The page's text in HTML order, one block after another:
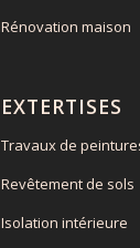
Rénovation maison
EXTERTISES
Travaux de
Revêtement de sols
Isolation intérieure